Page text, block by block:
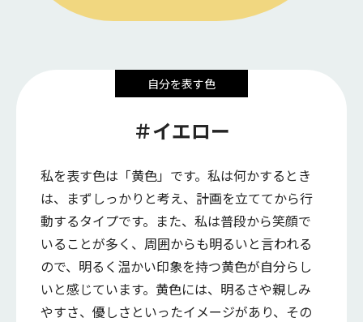
自分を表す色
＃イエロー
私を表す色は「黄色」です。私は何かするとき
は、まずしっかりと考え、計画を立ててから行
動するタイプです。また、私は普段から笑顔で
いることが多く、周囲からも明るいと言われる
ので、明るく温かい印象を持つ黄色が自分らし
いと感じています。黄色には、明るさや親しみ
やすさ、優しさといったイメージがあり、その